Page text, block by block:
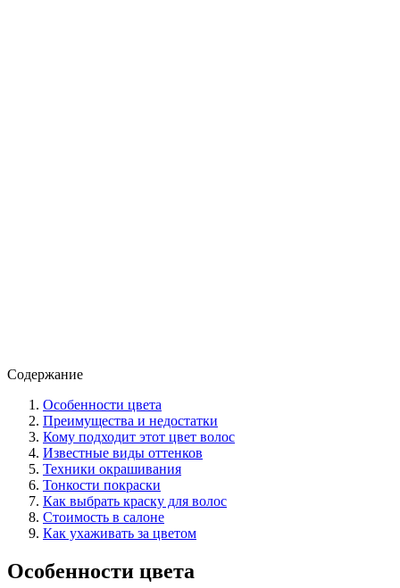
Содержание
Особенности цвета
Преимущества и недостатки
Кому подходит этот цвет волос
Известные виды оттенков
Техники окрашивания
Тонкости покраски
Как выбрать краску для волос
Стоимость в салоне
Как ухаживать за цветом
Особенности цвета